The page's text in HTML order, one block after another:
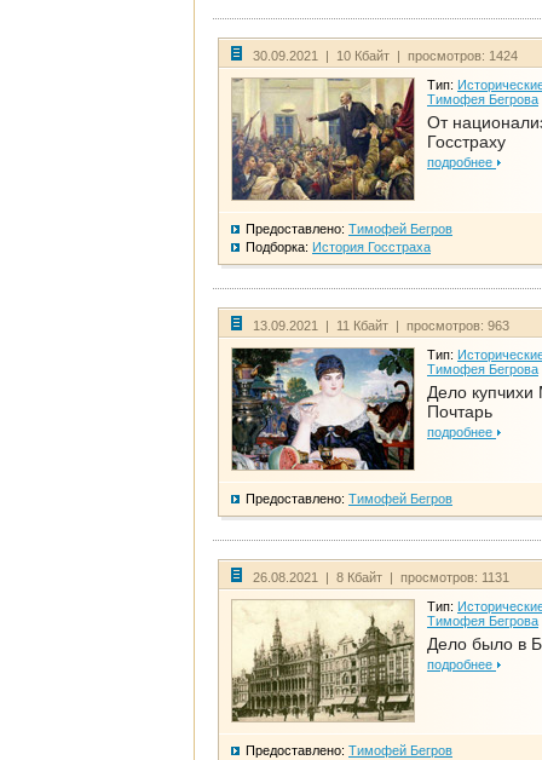
30.09.2021 | 10 Кбайт | просмотров: 1424
Тип:
Тимофея Бегрова
От
Госстраху
подробнее
Предоставлено: Тимофей Бегров
Подборка: История Госстраха
13.09.2021 | 11 Кбайт | просмотров: 963
Тип:
Тимофея Бегрова
Дело
Почтарь
подробнее
Предоставлено: Тимофей Бегров
26.08.2021 | 8 Кбайт | просмотров: 1131
Тип:
Тимофея Бегрова
Дело было в
подробнее
Предоставлено: Тимофей Бегров